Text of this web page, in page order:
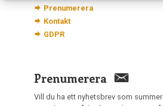
Prenumerera
Kontakt
GDPR
Prenumerera
Vill du ha ett nyhetsbrev som